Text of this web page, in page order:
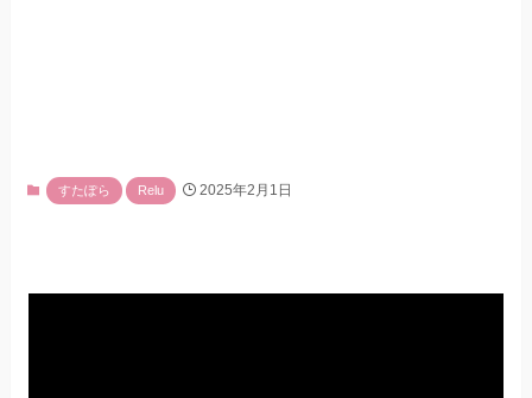
すたぽら Relu 2025年2月1日